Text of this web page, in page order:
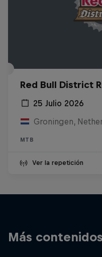
Red Bull District
25 Julio 2026
Groningen,
MTB
Ver la repetición
Más